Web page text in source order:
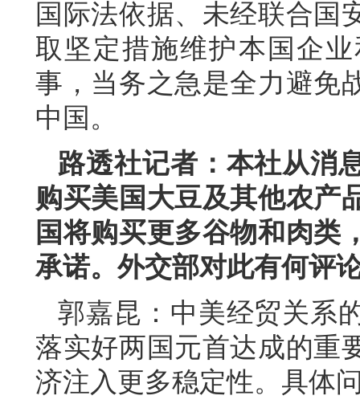
国际法依据、未经联合国
取坚定措施维护本国企
事，当务之急是全力避免
中国。
路透社记者：本社从消
购买美国大豆及其他农产
国将购买更多谷物和肉类
承诺。外交部对此有何评
郭嘉昆：中美经贸关系
落实好两国元首达成的重
济注入更多稳定性。具体